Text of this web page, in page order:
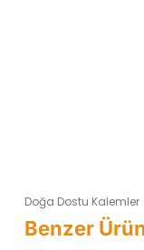
Doğa Dostu Kalemler